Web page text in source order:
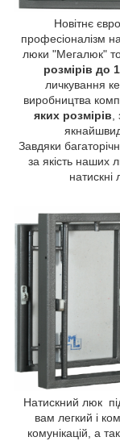
Новітнє
професіоналізм
люки "Мегалюк"
розмірів до
личкування
виробництва
яких розмірів
Завдяки
за якість наших
натискні
Натискний люк
вам легкий і
комунікацій, а